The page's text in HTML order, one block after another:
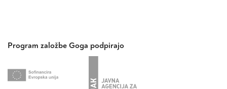
Program založbe Goga podpirajo